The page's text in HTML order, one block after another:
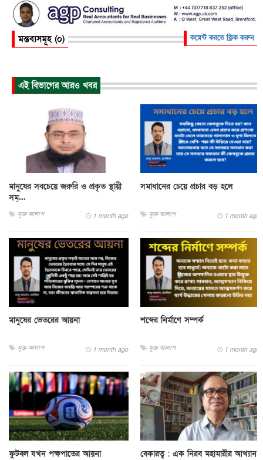
মন্তব্যসমূহ (০) কমেন্ট করতে ক্লিক করুন
এই বিভাগের আরও খবর
মানুষের সবচেয়ে জরুরি ও প্রকৃত স্থায়ী
সম্...
মুক্ত আলাপ 1 month ago
সমাধানের চেয়ে প্রচার বড় হলে
মুক্ত আলাপ 1 month ago
মানুষের ভেতরের আয়না
মুক্ত আলাপ 1 month ago
শব্দের নির্মাণে সম্পর্ক
মুক্ত আলাপ 1 month ago
ফুটবল যখন পক্ষপাতের আয়না বেকারত্ব : এক নিরব মহামারীর আখ্যান